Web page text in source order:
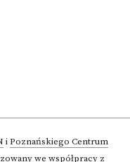
iPoznańskiego Centrum
we współpracy z